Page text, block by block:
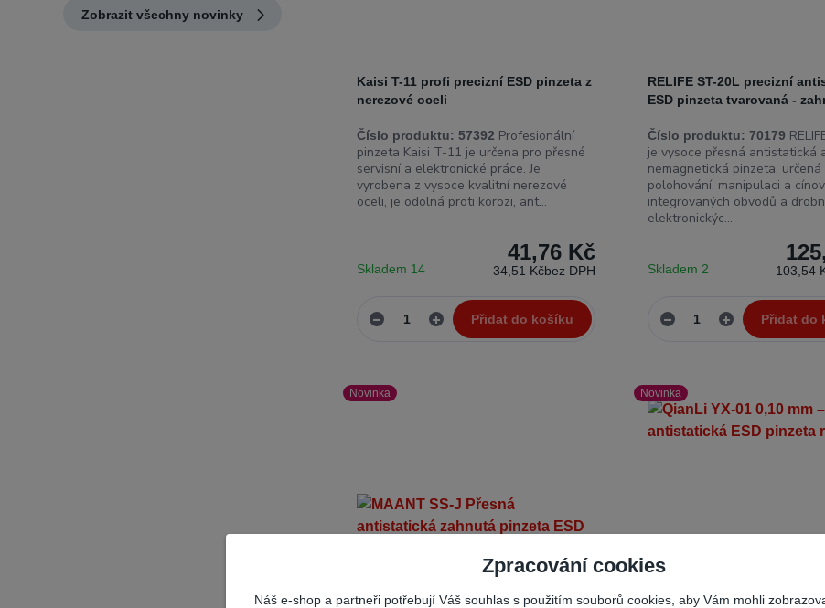
Kaisi T-11 profi precizní ESD pinzeta z
nerezové oceli
Číslo produktu: 57392 Profesionální
pinzeta Kaisi T-11 je určena pro přesné
servisní a elektronické práce. Je
vyrobena z vysoce kvalitní nerezové
oceli, je odolná proti korozi, ant...
41,76 Kč
34,51 Kčbez DPH
Skladem 14
Přidat do košíku
RELIFE ST-20L precizní
ESD pinzeta tvarovaná -
Číslo produktu: 70179
je vysoce přesná antistatická
nemagnetická pinzeta, určená
polohování, manipulaci a
integrovaných obvodů a
elektronickýc...
103,54
Skladem 2
Přidat do
Novinka Novinka
Zobrazit všechny novinky
Zpracování cookies
Náš e-shop a partneři potřebují Váš souhlas s použitím souborů cookies, aby Vám mohli